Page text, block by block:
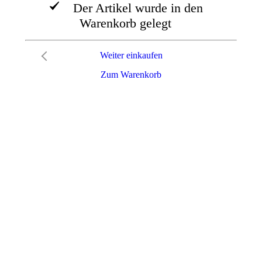
Der Artikel wurde in den
Warenkorb gelegt
Zum Warenkorb
Weiter einkaufen